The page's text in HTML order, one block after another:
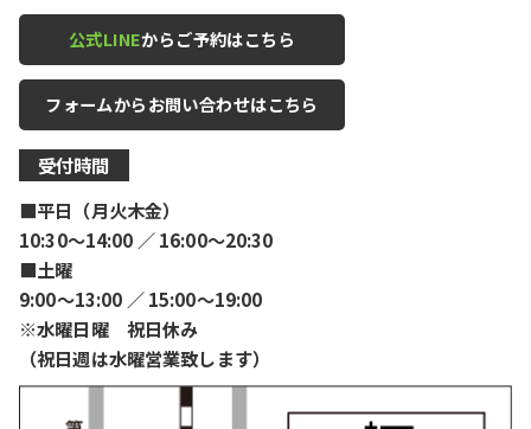
公式LINEからご予約はこちら
フォームからお問い合わせはこちら
受付時間
■平日（月火木金）
10:30〜14:00 ／ 16:00〜20:30
■土曜
9:00〜13:00 ／ 15:00〜19:00
※水曜日曜 祝日休み
（祝日週は水曜営業致します）